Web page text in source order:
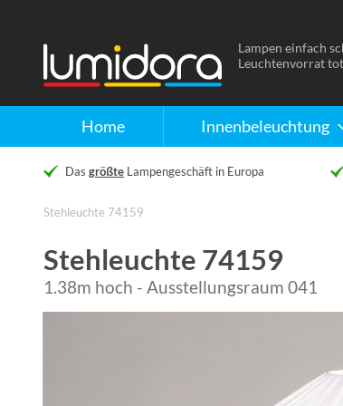
Home Innenbeleuchtung
Naar
de
Lampen einfach
Leuchtenvorrat
Das größte Lampengeschäft in Europa
Stehleuchte 74159
Stehleuchte 74159
1.38m hoch - Ausstellungsraum 041